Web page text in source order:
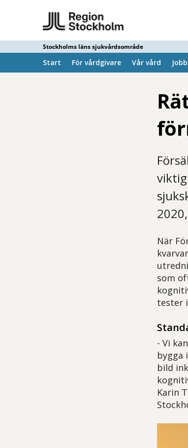
Stockholms läns sjukvårdsområde
Start För vårdgivare Vår vård
När
som
tester
- Vi
bygga
bild
Karin